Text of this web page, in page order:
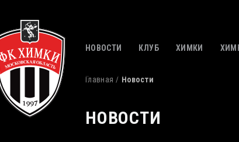
НОВОСТИ КЛУБ ХИМКИ
Главная Новости
НОВОСТИ